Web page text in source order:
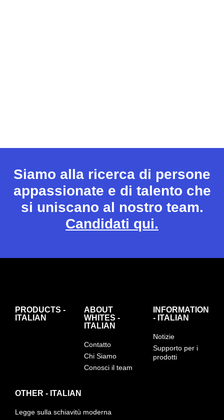
Siamo alla ricerca di persone
appassionate e di talento che
si uniscano al nostro team.
Candidati qui.
PRODUCTS -
ITALIAN
ABOUT
WHITES -
ITALIAN
Contatto
Chi Siamo
Conosci il team
INFORMATION
- ITALIAN
Notizie
Supporto per i
prodotti
OTHER - ITALIAN
Legge sulla schiavitù moderna